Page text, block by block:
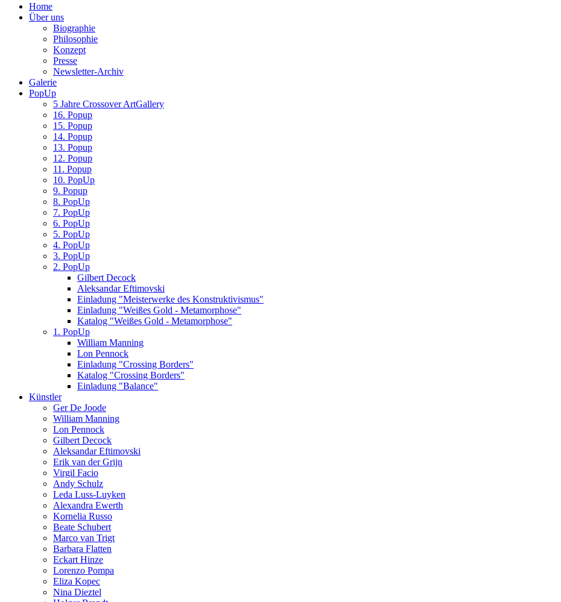
Home
Über uns
Biographie
Philosophie
Konzept
Presse
Newsletter-Archiv
Galerie
PopUp
5 Jahre Crossover ArtGallery
16. Popup
15. Popup
14. Popup
13. Popup
12. Popup
11. Popup
10. PopUp
9. Popup
8. PopUp
7. PopUp
6. PopUp
5. PopUp
4. PopUp
3. PopUp
2. PopUp
Gilbert Decock
Aleksandar Eftimovski
Einladung "Meisterwerke des Konstruktivismus"
Einladung "Weißes Gold - Metamorphose"
Katalog "Weißes Gold - Metamorphose"
1. PopUp
William Manning
Lon Pennock
Einladung "Crossing Borders"
Katalog "Crossing Borders"
Einladung "Balance"
Künstler
Ger De Joode
William Manning
Lon Pennock
Gilbert Decock
Aleksandar Eftimovski
Erik van der Grijn
Virgil Facio
Andy Schulz
Leda Luss-Luyken
Alexandra Ewerth
Kornelia Russo
Beate Schubert
Marco van Trigt
Barbara Flatten
Eckart Hinze
Lorenzo Pompa
Eliza Kopec
Nina Dieztel